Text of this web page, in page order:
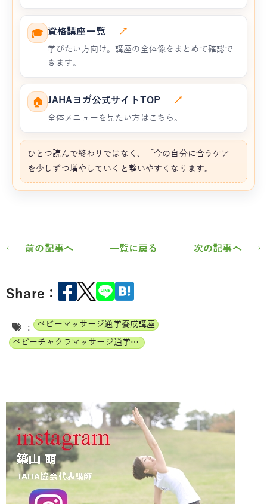
🎓 資格講座一覧 ↗
学びたい方向け。講座の全体像をまとめて確認で
きます。
🏠 JAHAヨガ公式サイトTOP ↗
全体メニューを見たい方はこちら。
ひとつ読んで終わりではなく、「今の自分に合うケア」
を少しずつ増やしていくと整いやすくなります。
← 前の記事へ 一覧に戻る 次の記事へ →
Share：
:
ベビーマッサージ通学養成講座
ベビーチャクラマッサージ通学養成講座